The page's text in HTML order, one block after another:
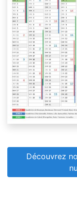
Découvrez